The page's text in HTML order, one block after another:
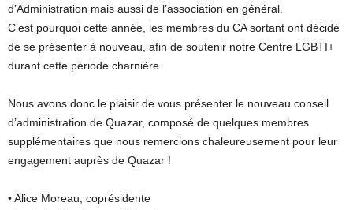
d’Administration mais aussi de l’association en général.
C’est pourquoi cette année, les membres du CA sortant ont décidé
de se présenter à nouveau, afin de soutenir notre Centre LGBTI+
durant cette période charnière.
Nous avons donc le plaisir de vous présenter le nouveau conseil
d’administration de Quazar, composé de quelques membres
supplémentaires que nous remercions chaleureusement pour leur
engagement auprès de Quazar !
• Alice Moreau, coprésidente